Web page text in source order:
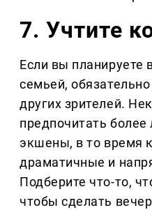
7. Учтите
Если вы планируете
семьей,
других зрителей.
предпочитать
экшены, в то время
драматичные и
Подберите что-то,
чтобы сделать